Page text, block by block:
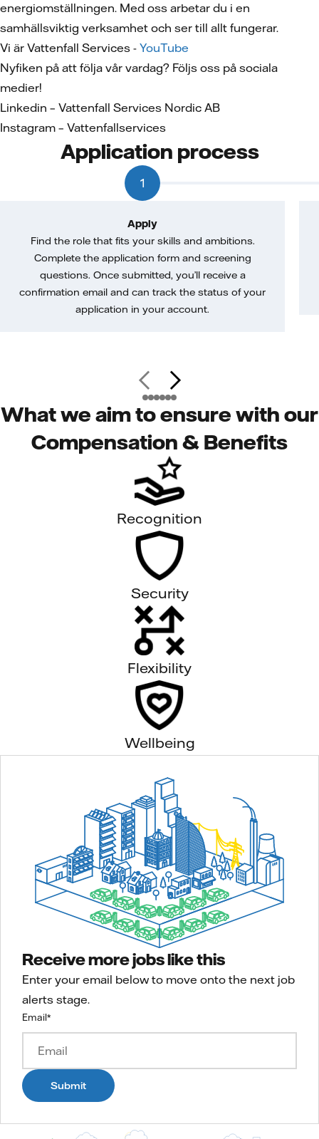
energiomställningen. Med oss arbetar du i en
samhällsviktig verksamhet och ser till allt fungerar.
Vi är Vattenfall Services - YouTube
Nyfiken på att följa vår vardag? Följs oss på sociala
medier!
Linkedin – Vattenfall Services Nordic AB
Instagram – Vattenfallservices
Application process
1
Apply
Find the role that fits your skills and ambitions.
Complete the application form and screening
questions. Once submitted, you’ll receive a
confirmation email and can track the status of your
application in your account.
What we aim to ensure with our
Compensation & Benefits
Recognition
Security
Flexibility
Wellbeing
Receive more jobs like this
Enter your email below to move onto the next job
alerts stage.
Email*
Submit